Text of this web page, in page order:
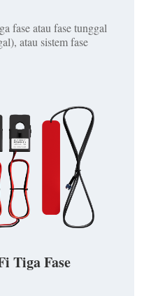
fase atau fase tunggal
atau sistem fase
Tiga Fase